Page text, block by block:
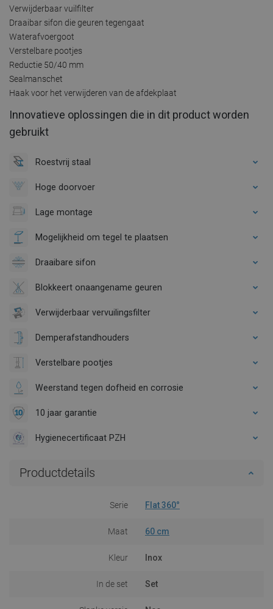
Verwijderbaar vuilfilter
Draaibar sifon die geuren tegengaat
Waterafvoergoot
Verstelbare pootjes
Reductie 50/40 mm
Sealmanschet
Haak voor het verwijderen van de afdekplaat
Innovatieve oplossingen die in dit product worden
gebruikt
Roestvrij staal
Hoge doorvoer
Lage montage
Mogelijkheid om tegel te plaatsen
Draaibare sifon
Blokkeert onaangename geuren
Verwijderbaar vervuilingsfilter
Demperafstandhouders
Verstelbare pootjes
Weerstand tegen dofheid en corrosie
10 jaar garantie
Hygienecertificaat PZH
Productdetails
Serie Flat 360°
Maat 60 cm
Kleur Inox
In de set Set